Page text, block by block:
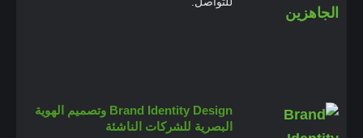
Brand Identity Design وتصميم الهوية
البصرية للشركات الناشئة